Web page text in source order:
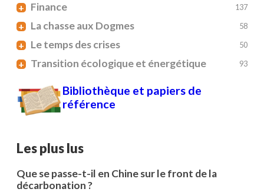
+ Finance 137
+ La chasse aux Dogmes 58
+ Le temps des crises 50
+ Transition écologique et énergétique 93
Bibliothèque et papiers de
référence
Les plus lus
Que se passe-t-il en Chine sur le front de la
décarbonation ?